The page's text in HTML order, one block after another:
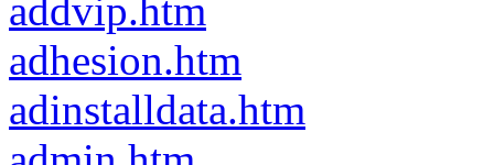
addvip.htm
adhesion.htm
adinstalldata.htm